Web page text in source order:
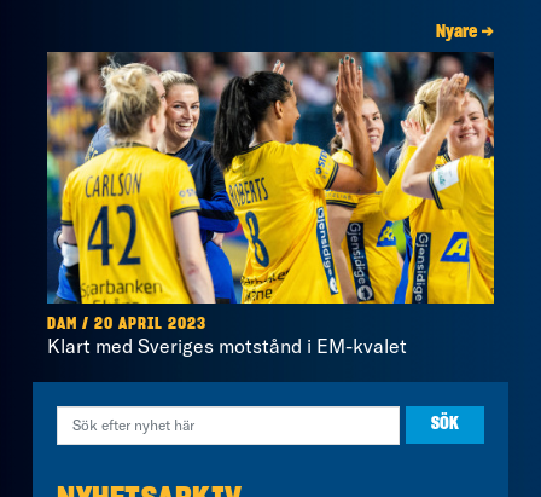
Nyare →
DAM / 20 APRIL 2023
Klart med Sveriges motstånd i EM-kvalet